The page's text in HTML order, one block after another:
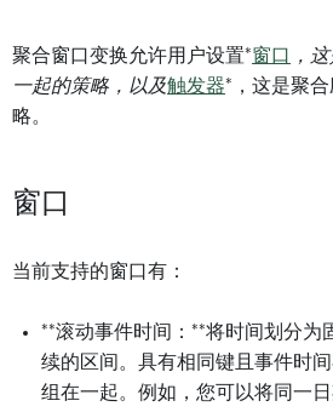
聚合窗口变换允许用户设置*窗口
，
一起的策略，以及触发器*，这是聚
略。
窗口
当前支持的窗口有：
**滚动事件时间：**将时间划分为
续的区间。具有相同键且事件时
组在一起。例如，您可以将同一